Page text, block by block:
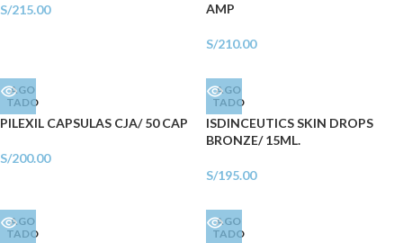
S/215.00
AMP
S/210.00
AGO
TADO
PILEXIL CAPSULAS CJA/ 50 CAP
S/200.00
AGO
TADO
ISDINCEUTICS SKIN DROPS
BRONZE/ 15ML.
S/195.00
AGO
TADO
AGO
TADO